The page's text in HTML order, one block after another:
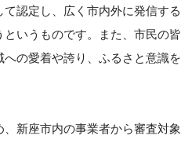
認定し、広く市内外に発信する
いうものです。また、市民の皆
の愛着や誇り、ふるさと意識を
新座市内の事業者から審査対象